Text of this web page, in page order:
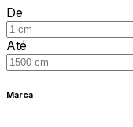
De
Até
Marca